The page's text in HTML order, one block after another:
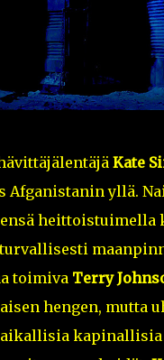
Kate
Afganistanin yllä.
heittoistuimella
toimiva Terry
hengen, mutta
kapinallisia